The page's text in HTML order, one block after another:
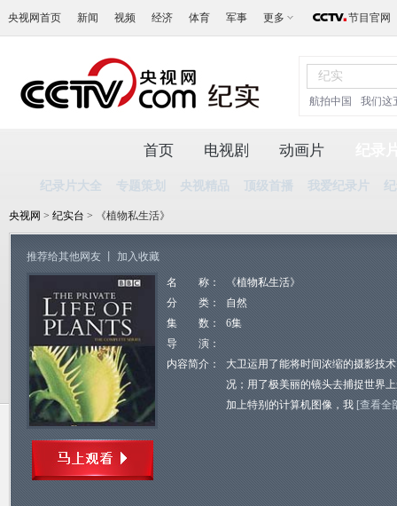
央视网首页 新闻 视频 经济 体育 军事 更多 节目官网
航拍中国 我们这
首页 电视剧 动画片
纪录片大全 专题策划 央视精品 顶级首播 我爱纪录片
央视网 > 纪实台 > 《植物私生活》
推荐给其他网友 加入收藏
名 称：
《植物私生活》
分 类：
自然
集 数：
6集
导 演：
内容简介：
大卫运用了能将时间浓缩的摄影技
况；用了极美丽的镜头去捕捉世界
加上特别的计算机图像，我 [查看全